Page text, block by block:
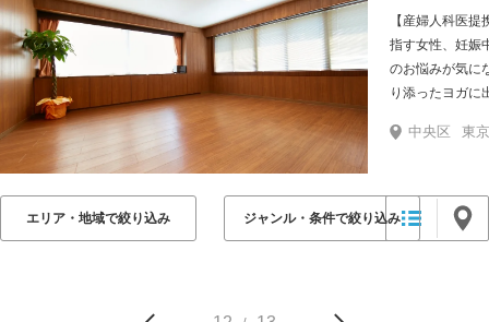
みがある場所
の体の状態に合
か味わえないパ
性専門で安心
サロン』です。
い。
【産婦人科医提携の
指す女性、妊娠
のお悩みが気に
り添ったヨガに
の悩みに合わせ
きます。
中央区 東京
エリア・地域で絞り込み ジャンル・条件で絞り込み